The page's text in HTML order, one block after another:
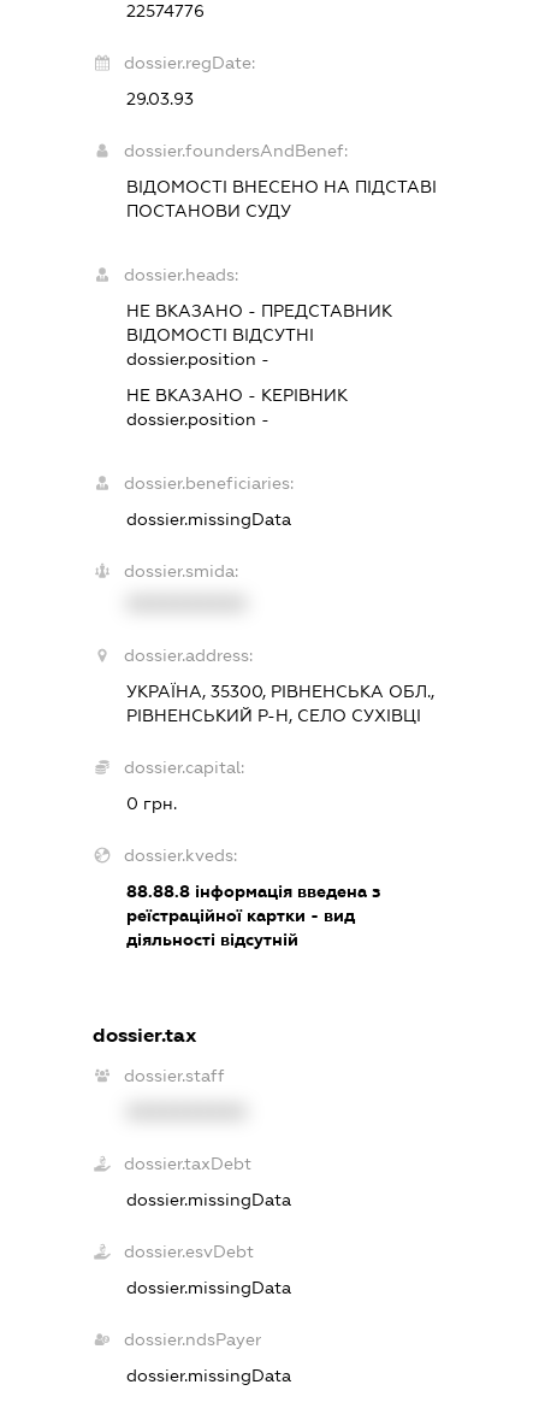
22574776
dossier.regDate:
29.03.93
dossier.foundersAndBenef:
ВІДОМОСТІ ВНЕСЕНО НА ПІДСТАВІ
ПОСТАНОВИ СУДУ
dossier.heads:
НЕ ВКАЗАНО - ПРЕДСТАВНИК
ВІДОМОСТІ ВІДСУТНІ
dossier.position -
НЕ ВКАЗАНО - КЕРІВНИК
dossier.position -
dossier.beneficiaries:
dossier.missingData
dossier.smida:
dossier.address:
УКРАЇНА, 35300, РІВНЕНСЬКА ОБЛ.,
РІВНЕНСЬКИЙ Р-Н, СЕЛО СУХІВЦІ
dossier.capital:
0 грн.
dossier.kveds:
88.88.8 інформація введена з
реїстраційної картки - вид
діяльності відсутній
dossier.tax
dossier.staff
dossier.taxDebt
dossier.missingData
dossier.esvDebt
dossier.missingData
dossier.ndsPayer
dossier.missingData